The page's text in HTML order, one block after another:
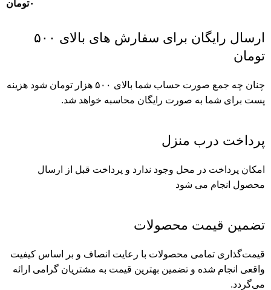
۰تومان
ارسال رایگان برای سفارش های بالای ۵۰۰
تومان
چنان چه جمع صورت حساب شما بالای ۵۰۰ هزار تومان شود هزینه
پست برای شما به صورت رایگان محاسبه خواهد شد.
پرداخت درب منزل
امکان پرداخت در محل وجود ندارد و پرداخت قبل از ارسال
محصول انجام می شود
تضمین قیمت محصولات
قیمت‌گذاری تمامی محصولات با رعایت انصاف و بر اساس کیفیت
واقعی انجام شده و تضمین بهترین قیمت به مشتریان گرامی ارائه
می‌گردد.